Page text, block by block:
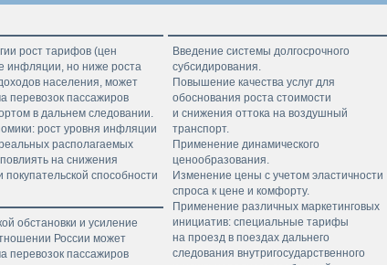
рост тарифов (цен
инфляции, но ниже роста
населения, может
перевозок пассажиров
в дальнем следовании.
рост уровня инфляции
располагаемых
на снижения
способности
Введение системы долгосрочного
субсидирования.
Повышение качества услуг для
обоснования роста стоимос­ти
и снижения оттока на воздушный
транспорт.
Применение динамического
ценообразования.
Изменение цены с учетом эластичности
спроса к цене и комфорту.
Применение различных маркетинговых
инициатив: специальные тарифы
на проезд в поездах дальнего
следования внутригосударственного
обстановки и усиление
России может
перевозок пассажиров